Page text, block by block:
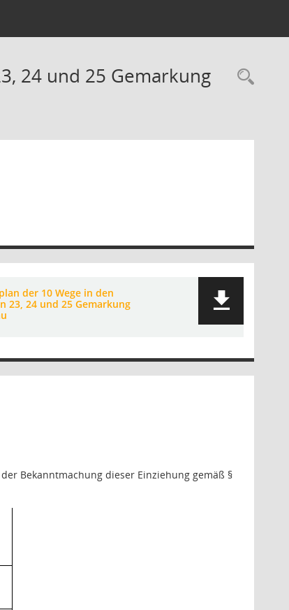
24 und 25 Gemarkung
der 10 Wege in den
23, 24 und 25 Gemarkung
Bekanntmachung dieser Einziehung gemäß §